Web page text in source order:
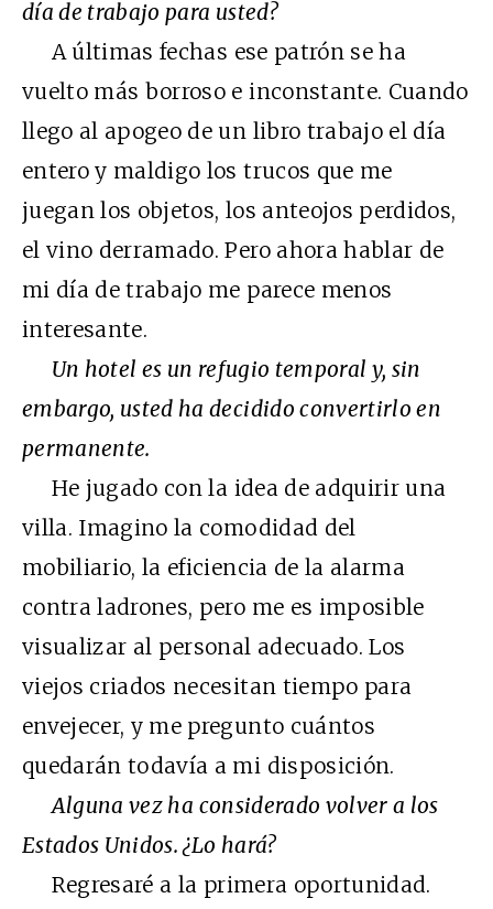
día de trabajo para usted?
A últimas fechas ese patrón se ha
vuelto más borroso e inconstante. Cuando
llego al apogeo de un libro trabajo el día
entero y maldigo los trucos que me
juegan los objetos, los anteojos perdidos,
el vino derramado. Pero ahora hablar de
mi día de trabajo me parece menos
interesante.
Un hotel es un refugio temporal y, sin
embargo, usted ha decidido convertirlo en
permanente.
He jugado con la idea de adquirir una
villa. Imagino la comodidad del
mobiliario, la eficiencia de la alarma
contra ladrones, pero me es imposible
visualizar al personal adecuado. Los
viejos criados necesitan tiempo para
envejecer, y me pregunto cuántos
quedarán todavía a mi disposición.
Alguna vez ha considerado volver a los
Estados Unidos. ¿Lo hará?
Regresaré a la primera oportunidad.